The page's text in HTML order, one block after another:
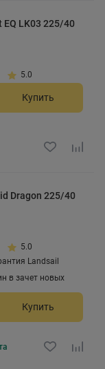
LK03 225/40
5.0
Купить
Dragon 225/40
5.0
Landsail
в зачет новых
Купить